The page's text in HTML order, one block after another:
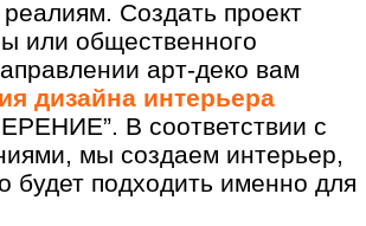
Создать проект
или общественного
арт-деко вам
дизайна интерьера
В соответствии с
мы создаем интерьер,
будет подходить именно для